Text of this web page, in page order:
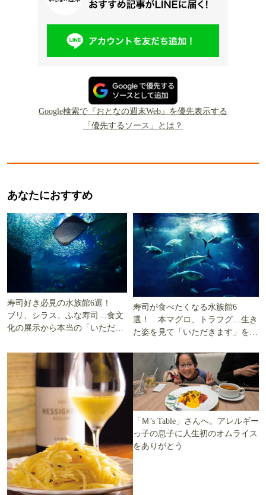
Google検索で『おとなの週末Web』を優先表示する
「優先するソース」とは？
あなたにおすすめ
寿司好き必見の水族館6選！
ブリ、シラス、ふな寿司…食文
化の展示から本当の「いただき
寿司が食べたくなる水族館6
選！ 本マグロ、トラフグ…生き
た姿を見て「いただきます」を考
「Ｍ’s Table」さんへ。アレルギー
っ子の息子に人生初のオムライス
をありがとう